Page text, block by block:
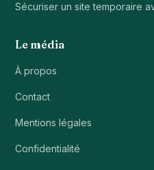
Sécuriser un site temporaire
Le média
À propos
Contact
Mentions légales
Confidentialité